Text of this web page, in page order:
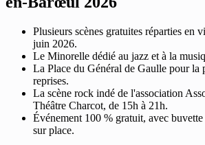
Plusieurs scènes gratuites réparties en
juin 2026.
Le Minorelle dédié au jazz et à la
La Place du Général de Gaulle pour la
reprises.
La scène rock indé de l'association
Théâtre Charcot, de 15h à 21h.
Événement 100 % gratuit, avec
sur place.